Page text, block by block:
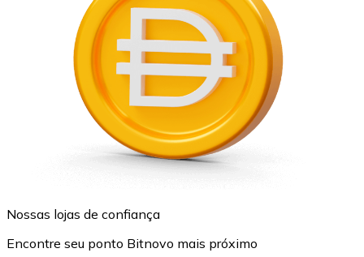
Nossas lojas de confiança
Encontre seu ponto Bitnovo mais próximo